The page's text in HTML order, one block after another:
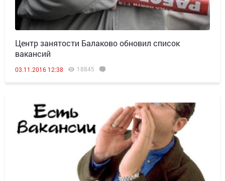
Центр занятости Балаково обновил список
вакансий
03.11.2016 12:38 18845